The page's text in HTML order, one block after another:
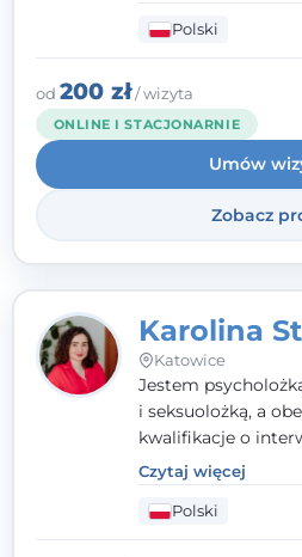
szukają wsparcia
w obliczu lęku,
natłoku myśli,
wypalenia czy
chcą lepiej poznać
Polski
od 200 zł/ wizyta
ONLINE I STACJONARNIE
Umów
Zobacz
Karolina
Katowice
Jestem
i seksuolożką, a
kwalifikacje o
Pracuję w nurcie
metody o
Towarzyszę
radzeniu sobie z
Czytaj więcej
Polski